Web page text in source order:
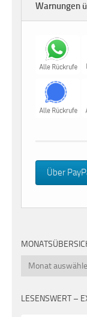
Warnungen
Über
Monatsübersicht
LESENSWERT –